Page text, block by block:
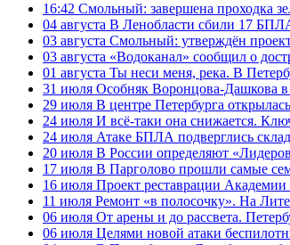
16:42 Смольный: завершена проходка
04 августа В Ленобласти сбили 17
03 августа Смольный: утверждён
03 августа «Водоканал» сообщил о
01 августа Ты неси меня, река. В
31 июля Особняк Воронцова-Дашкова в
29 июля В центре Петербурга
24 июля И всё-таки она снижается.
24 июля Атаке БПЛА подверглись
20 июля В России определяют
17 июля В Парголово прошли самые
16 июля Проект реставрации Академии
11 июля Ремонт «в полосочку». На
06 июля От арены и до рассвета.
06 июля Целями новой атаки